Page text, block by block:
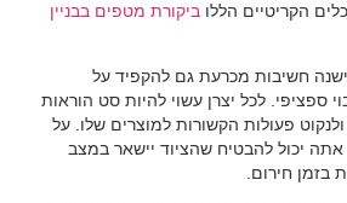
הקריטיים הללוביקורת מטפים בבניין
חשיבות מכרעת גם להקפיד על
ספציפי. לכל יצרן עשוי להיות סט הוראות
פעולות הקשורות למוצרים שלו. על
אתה יכול להבטיח שהציוד יישאר במצב
בזמן חירום.